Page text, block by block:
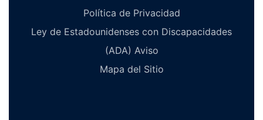
Política de Privacidad
Ley de Estadounidenses con Discapacidades
(ADA) Aviso
Mapa del Sitio